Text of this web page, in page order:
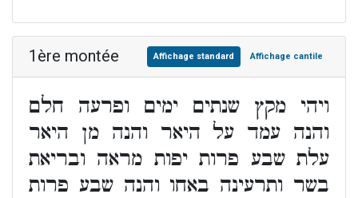
1ère montée Affichage standard Affichage cantile
ויהי מקץ שנתים ימים ופרעה חלם
והנה עמד על היאר והנה מן היאר
עלת שבע פרות יפות מראה ובריאת
בשר ותרעינה באחו והנה שבע פרות